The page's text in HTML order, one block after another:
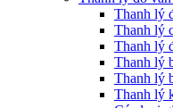
Thanh lý
Thanh lý
Thanh lý
Thanh lý
Thanh lý
Thanh lý